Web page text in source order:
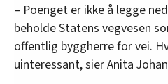
– Poenget er ikke å legge
beholde Statens vegvesen
offentlig byggherre for vei.
uinteressant, sier Anita